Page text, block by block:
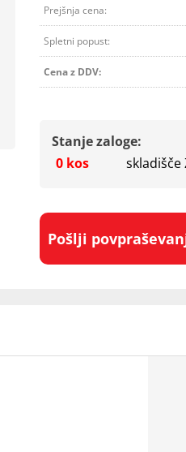
Prejšnja cena:
Spletni popust:
Cena z DDV:
Stanje zaloge:
0 kos
skladišče
Pošlji